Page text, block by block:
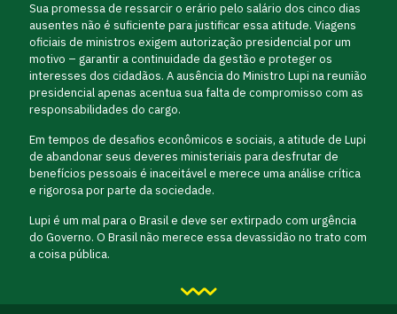
Sua promessa de ressarcir o erário pelo salário dos cinco dias
ausentes não é suficiente para justificar essa atitude. Viagens
oficiais de ministros exigem autorização presidencial por um
motivo – garantir a continuidade da gestão e proteger os
interesses dos cidadãos. A ausência do Ministro Lupi na reunião
presidencial apenas acentua sua falta de compromisso com as
responsabilidades do cargo.
Em tempos de desafios econômicos e sociais, a atitude de Lupi
de abandonar seus deveres ministeriais para desfrutar de
benefícios pessoais é inaceitável e merece uma análise crítica
e rigorosa por parte da sociedade.
Lupi é um mal para o Brasil e deve ser extirpado com urgência
do Governo. O Brasil não merece essa devassidão no trato com
a coisa pública.